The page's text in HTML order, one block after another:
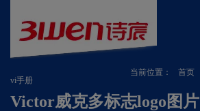
当前位置： 首页
vi手册
Victor威克多标志logo图片